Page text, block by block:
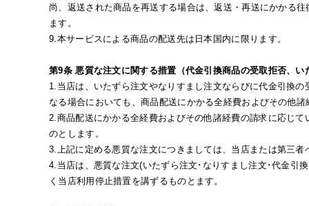
尚、返送された商品を再送する場合は、返送・再送にかかる
ます。
9.本サービスによる商品の配送先は日本国内に限ります。
第9条 悪質な注文に関する措置（代金引換商品の受取拒否、い
1.当店は、いたずら注文やなりすまし注文ならびに代金引換
なる場合においても、商品配送にかかる全経費およびその他
2.商品配送にかかる全経費およびその他諸経費の請求に応じ
のとします。
3.上記に定める悪質な注文につきましては、当店または第三
4.当店は、悪質な注文(いたずら注文･なりすまし注文･代金引
く当店利用停止措置を講ずるものとます。